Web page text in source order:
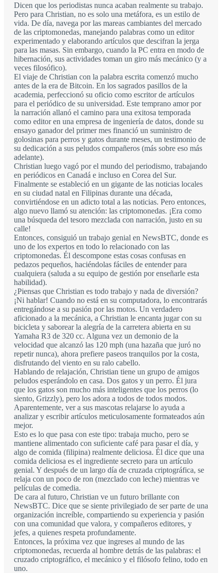
Dicen que los periodistas nunca acaban realmente su trabajo.
Pero para Christian, no es solo una metáfora, es un estilo de
vida. De día, navega por las mareas cambiantes del mercado
de las criptomonedas, manejando palabras como un editor
experimentado y elaborando artículos que descifran la jerga
para las masas. Sin embargo, cuando la PC entra en modo de
hibernación, sus actividades toman un giro más mecánico (y a
veces filosófico).
El viaje de Christian con la palabra escrita comenzó mucho
antes de la era de Bitcoin. En los sagrados pasillos de la
academia, perfeccionó su oficio como escritor de artículos
para el periódico de su universidad. Este temprano amor por
la narración allanó el camino para una exitosa temporada
como editor en una empresa de ingeniería de datos, donde su
ensayo ganador del primer mes financió un suministro de
golosinas para perros y gatos durante meses, un testimonio de
su dedicación a sus peludos compañeros (más sobre eso más
adelante).
Christian luego vagó por el mundo del periodismo, trabajando
en periódicos en Canadá e incluso en Corea del Sur.
Finalmente se estableció en un gigante de las noticias locales
en su ciudad natal en Filipinas durante una década,
convirtiéndose en un adicto total a las noticias. Pero entonces,
algo nuevo llamó su atención: las criptomonedas. ¡Era como
una búsqueda del tesoro mezclada con narración, justo en su
calle!
Entonces, consiguió un trabajo genial en NewsBTC, donde es
uno de los expertos en todo lo relacionado con las
criptomonedas. Él descompone estas cosas confusas en
pedazos pequeños, haciéndolas fáciles de entender para
cualquiera (saluda a su equipo de gestión por enseñarle esta
habilidad).
¿Piensas que Christian es todo trabajo y nada de diversión?
¡Ni hablar! Cuando no está en su computadora, lo encontrarás
entregándose a su pasión por las motos. Un verdadero
aficionado a la mecánica, a Christian le encanta jugar con su
bicicleta y saborear la alegría de la carretera abierta en su
Yamaha R3 de 320 cc. Alguna vez un demonio de la
velocidad que alcanzó las 120 mph (una hazaña que juró no
repetir nunca), ahora prefiere paseos tranquilos por la costa,
disfrutando del viento en su ralo cabello.
Hablando de relajación, Christian tiene un grupo de amigos
peludos esperándolo en casa. Dos gatos y un perro. Él jura
que los gatos son mucho más inteligentes que los perros (lo
siento, Grizzly), pero los adora a todos de todos modos.
Aparentemente, ver a sus mascotas relajarse lo ayuda a
analizar y escribir artículos meticulosamente formateados aún
mejor.
Esto es lo que pasa con este tipo: trabaja mucho, pero se
mantiene alimentado con suficiente café para pasar el día, y
algo de comida (filipina) realmente deliciosa. Él dice que una
comida deliciosa es el ingrediente secreto para un artículo
genial. Y después de un largo día de cruzada criptográfica, se
relaja con un poco de ron (mezclado con leche) mientras ve
películas de comedia.
De cara al futuro, Christian ve un futuro brillante con
NewsBTC. Dice que se siente privilegiado de ser parte de una
organización increíble, compartiendo su experiencia y pasión
con una comunidad que valora, y compañeros editores, y
jefes, a quienes respeta profundamente.
Entonces, la próxima vez que ingreses al mundo de las
criptomonedas, recuerda al hombre detrás de las palabras: el
cruzado criptográfico, el mecánico y el filósofo felino, todo en
uno.